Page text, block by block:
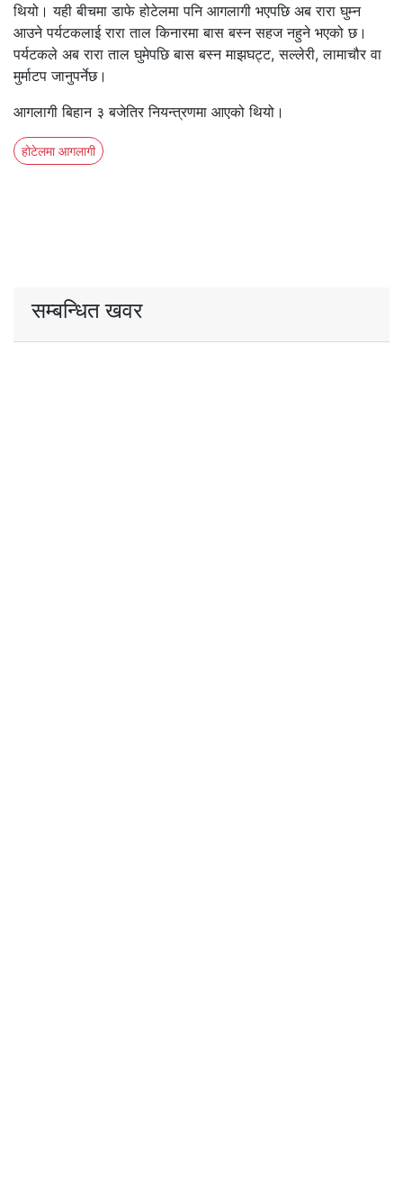
थियो। यही बीचमा डाफे होटेलमा पनि आगलागी भएपछि अब रारा घुम्न
आउने पर्यटकलाई रारा ताल किनारमा बास बस्न सहज नहुने भएको छ।
पर्यटकले अब रारा ताल घुमेपछि बास बस्न माझघट्ट, सल्लेरी, लामाचौर वा
मुर्माटप जानुपर्नेछ।
आगलागी बिहान ३ बजेतिर नियन्त्रणमा आएको थियो।
होटेलमा आगलागी
सम्बन्धित खवर